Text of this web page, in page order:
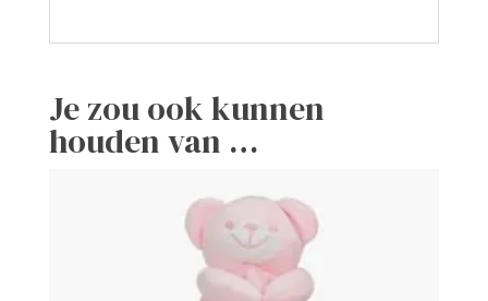
Je zou ook kunnen
houden van …